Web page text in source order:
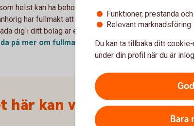
helst kan ha behov av hjälp ibland. Att i förväg ha
har fullmakt att till exempel hämta mediciner,
dig i ditt bolag är en trygghet när något händer.
på mer om fullmakter.
här kan vi hjälpa till med
Funktioner, prestanda
Relevant marknadsföring
Du kan ta tillbaka ditt
under din profil när du är
Bara